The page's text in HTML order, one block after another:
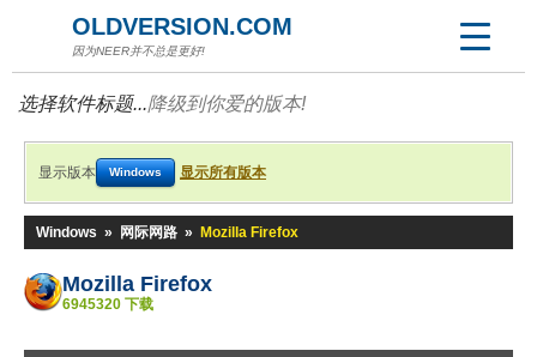
OLDVERSION.COM
因为NEER并不总是更好!
选择软件标题...降级到你爱的版本!
显示版本 Windows 显示所有版本
Windows » 网际网路 » Mozilla Firefox
Mozilla Firefox
6945320 下载